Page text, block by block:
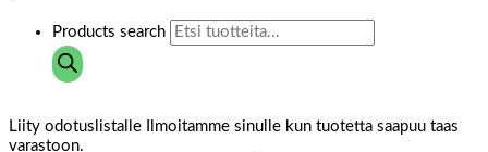
Products search
Liity odotuslistalle
Ilmoitamme sinulle kun tuotetta saapuu taas
varastoon.